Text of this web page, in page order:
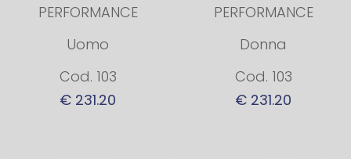
PERFORMANCE
Uomo
Cod. 103
€ 231.20
PERFORMANCE
Donna
Cod. 103
€ 231.20